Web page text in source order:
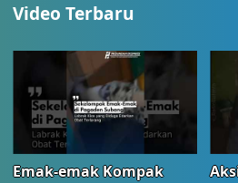
Video Terbaru
Emak-emak Kompak